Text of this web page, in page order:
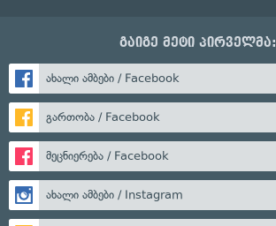
გაიგე მეტი პირველმა:
ახალი ამბები / Facebook
გართობა / Facebook
მეცნიერება / Facebook
ახალი ამბები / Instagram